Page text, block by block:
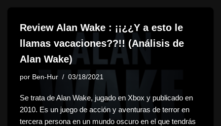
Review Alan Wake : ¡¡¿¿Y a esto le
llamas vacaciones??!! (Análisis de
Alan Wake)
por Ben-Hur 03/18/2021
Se trata de Alan Wake, jugado en Xbox y publicado en
2010. Es un juego de acción y aventuras de terror en
tercera persona en un mundo oscuro en el que tendrás